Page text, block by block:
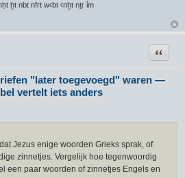
ḫt nbt nfrt wꜥbt ꜥnḫt nṯr ỉm
"later toegevoegd" waren —
vertelt iets anders
Citeer
Jezus enige woorden Grieks sprak, of
zinnetjes. Vergelijk hoe tegenwoordig
een paar woorden of zinnetjes Engels en